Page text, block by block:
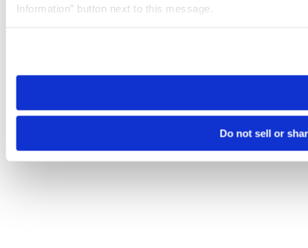
Information” button next to this message.
need to be set again.
Do not sell or